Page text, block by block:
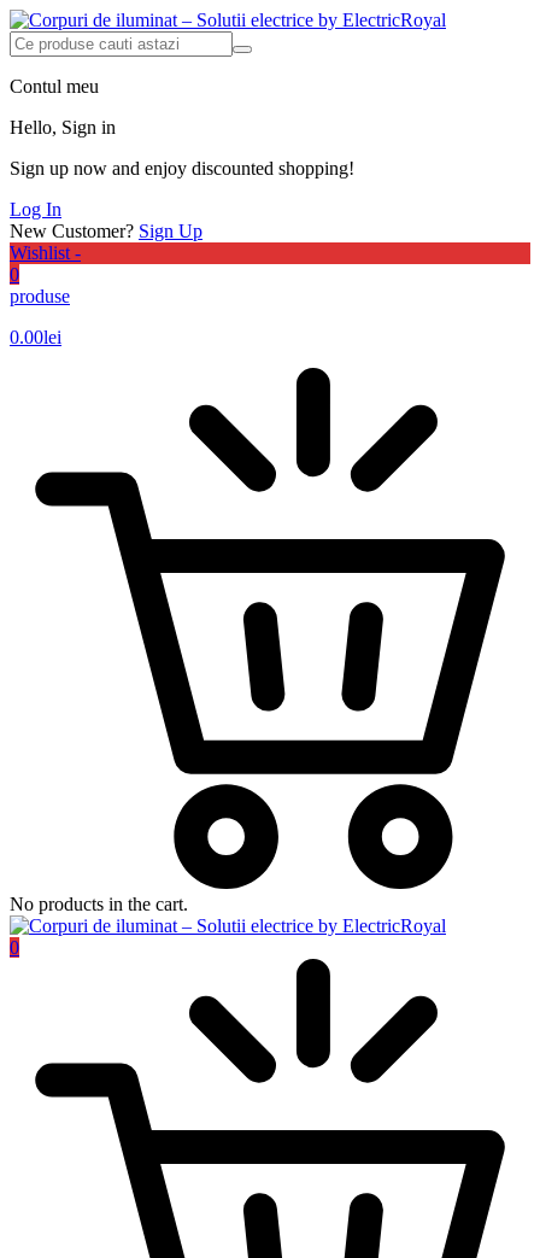
Contul meu
Hello, Sign in
Sign up now and enjoy discounted shopping!
Log In
New Customer? Sign Up
Wishlist -
0
produse
0.00lei
No products in the cart.
0